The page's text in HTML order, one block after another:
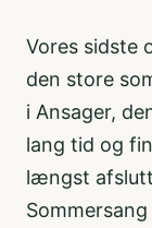
Vores sidste
den store
i Ansager,
lang tid og
længst